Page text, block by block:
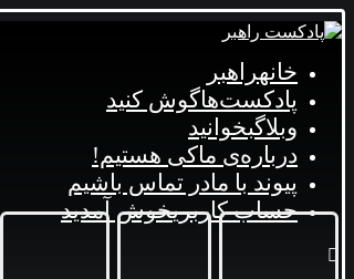
خانهراهبر
پادکست‌هاگوش کنید
وبلاگبخوانید
درباره‌ی ماکی هستیم!
پیوند با مادر تماس باشیم
حساب کاربریخوش آمدید